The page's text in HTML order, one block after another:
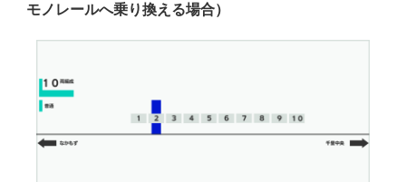
モノレールへ乗り換える場合）